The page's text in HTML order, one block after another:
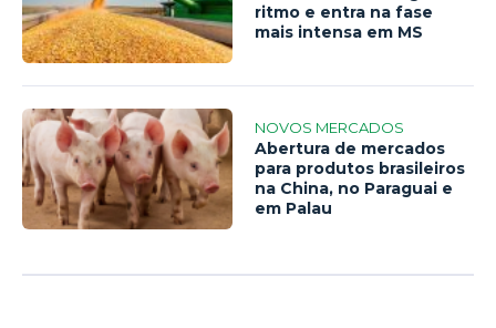
ritmo e entra na fase
mais intensa em MS
NOVOS MERCADOS
Abertura de mercados
para produtos brasileiros
na China, no Paraguai e
em Palau